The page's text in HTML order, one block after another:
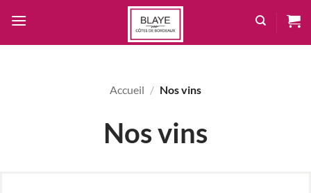
contenu
Accueil / Nos vins
Nos vins